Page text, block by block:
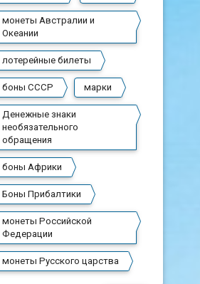
монеты Австралии и
Океании
лотерейные билеты
боны СССР марки
Денежные знаки
необязательного
обращения
боны Африки
Боны Прибалтики
монеты Российской
Федерации
монеты Русского царства